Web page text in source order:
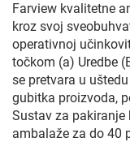
Farview kvalitetne
kroz svoj
operativnoj
točkom (a) Uredbe
se pretvara u
gubitka proizvoda,
Sustav za
ambalaže za do 40